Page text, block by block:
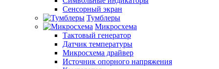
Сенсорный экран
Тумблеры
Микросхема
Тактовый генератор
Датчик температуры
Микросхема драйвер
Источник опорного напряжения